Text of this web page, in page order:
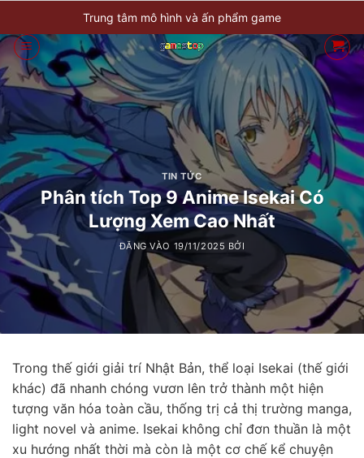
qua
nội
dung
Trung tâm mô hình và ấn phẩm game
TIN TỨC
Phân tích Top 9 Anime Isekai Có
Lượng Xem Cao Nhất
ĐĂNG VÀO 19/11/2025 BỞI
Trong thế giới giải trí Nhật Bản, thể loại Isekai (thế giới
khác) đã nhanh chóng vươn lên trở thành một hiện
tượng văn hóa toàn cầu, thống trị cả thị trường manga,
light novel và anime. Isekai không chỉ đơn thuần là một
xu hướng nhất thời mà còn là một cơ chế kể chuyện